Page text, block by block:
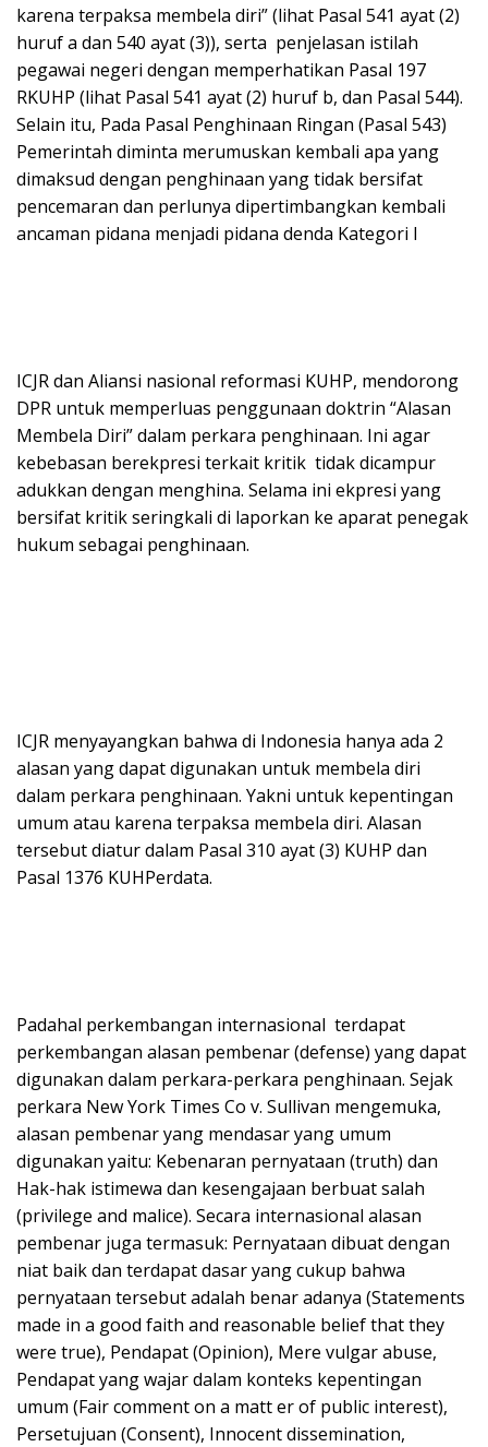
karena terpaksa membela diri” (lihat Pasal 541 ayat (2)
huruf a dan 540 ayat (3)), serta penjelasan istilah
pegawai negeri dengan memperhatikan Pasal 197
RKUHP (lihat Pasal 541 ayat (2) huruf b, dan Pasal 544).
Selain itu, Pada Pasal Penghinaan Ringan (Pasal 543)
Pemerintah diminta merumuskan kembali apa yang
dimaksud dengan penghinaan yang tidak bersifat
pencemaran dan perlunya dipertimbangkan kembali
ancaman pidana menjadi pidana denda Kategori I
ICJR dan Aliansi nasional reformasi KUHP, mendorong
DPR untuk memperluas penggunaan doktrin “Alasan
Membela Diri” dalam perkara penghinaan. Ini agar
kebebasan berekpresi terkait kritik tidak dicampur
adukkan dengan menghina. Selama ini ekpresi yang
bersifat kritik seringkali di laporkan ke aparat penegak
hukum sebagai penghinaan.
ICJR menyayangkan bahwa di Indonesia hanya ada 2
alasan yang dapat digunakan untuk membela diri
dalam perkara penghinaan. Yakni untuk kepentingan
umum atau karena terpaksa membela diri. Alasan
tersebut diatur dalam Pasal 310 ayat (3) KUHP dan
Pasal 1376 KUHPerdata.
Padahal perkembangan internasional terdapat
perkembangan alasan pembenar (defense) yang dapat
digunakan dalam perkara-perkara penghinaan. Sejak
perkara New York Times Co v. Sullivan mengemuka,
alasan pembenar yang mendasar yang umum
digunakan yaitu: Kebenaran pernyataan (truth) dan
Hak-hak istimewa dan kesengajaan berbuat salah
(privilege and malice). Secara internasional alasan
pembenar juga termasuk: Pernyataan dibuat dengan
niat baik dan terdapat dasar yang cukup bahwa
pernyataan tersebut adalah benar adanya (Statements
made in a good faith and reasonable belief that they
were true), Pendapat (Opinion), Mere vulgar abuse,
Pendapat yang wajar dalam konteks kepentingan
umum (Fair comment on a matt er of public interest),
Persetujuan (Consent), Innocent dissemination,